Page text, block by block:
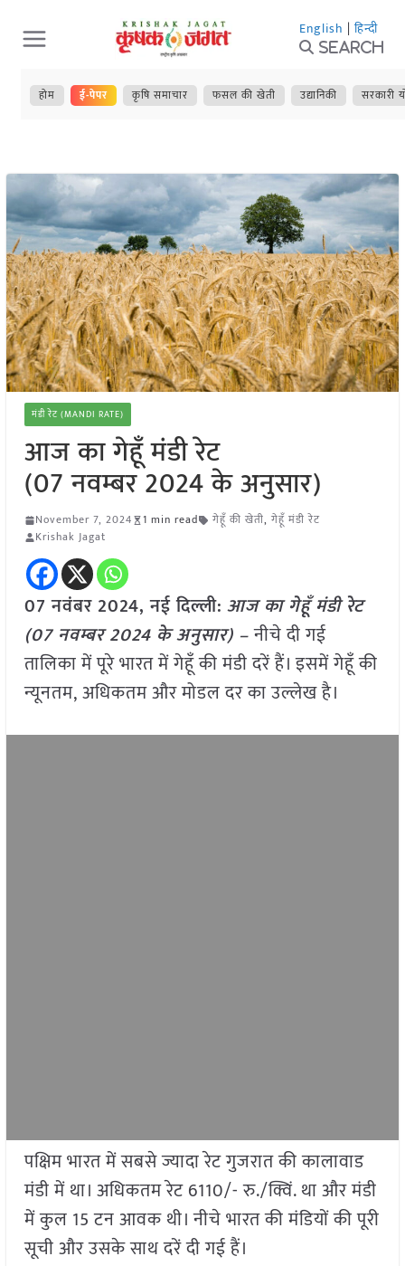
Skip
to
content
English | हिन्दी
Search
होम ई-पेपर कृषि समाचार फसल की खेती उद्यानिकी सरकारी
मंडी रेट (MANDI RATE)
आज का गेहूँ मंडी रेट
(07 नवम्बर 2024 के अनुसार)
November 7, 2024 1 min read गेहूँ की खेती, गेहूँ मंडी रेट
Krishak Jagat
07 नवंबर 2024, नई दिल्ली: आज का गेहूँ मंडी रेट
(07 नवम्बर 2024 के अनुसार) –नीचे दी गई
तालिका में पूरे भारत में गेहूँ की मंडी दरें हैं। इसमें गेहूँ की
न्यूनतम, अधिकतम और मोडल दर का उल्लेख है।
पक्षिम भारत में सबसे ज्यादा रेट गुजरात की कालावाड
मंडी में था। अधिकतम रेट 6110/- रु./क्विं. था और मंडी
में कुल 15 टन आवक थी। नीचे भारत की मंडियों की पूरी
सूची और उसके साथ दरें दी गई हैं।